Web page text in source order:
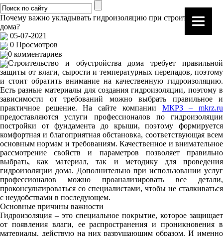
Почему важно укладывать гидроизоляцию при строительстве
дома?
05-07-2021
0 Просмотров
0 комментариев
Строительство и обустройства дома требует правильной
защиты от влаги, сырости и температурных перепадов, поэтому
и стоит обратить внимание на качественную гидроизоляцию.
Есть разные материалы для создания гидроизоляции, поэтому в
зависимости от требований можно выбрать правильное и
практичное решение. На сайте компании МКРЗ – mkrz.ru
предоставляются услуги профессионалов по гидроизоляции
постройки от фундамента до крыши, поэтому формируется
комфортная и благоприятная обстановка, соответствующая всем
основным нормам и требованиям. Качественное и внимательное
рассмотрение свойств и параметров позволяет правильно
выбрать, как материал, так и методику для проведения
гидроизоляции дома. Дополнительно при использовании услуг
профессионалов можно проанализировать все детали,
проконсультироваться со специалистами, чтобы не сталкиваться
с неудобствами в последующем.
Основные причины важности
Гидроизоляция – это специальное покрытие, которое защищает
от появления влаги, ее распространения и проникновения в
материалы, действую на них разрушающим образом. И именно